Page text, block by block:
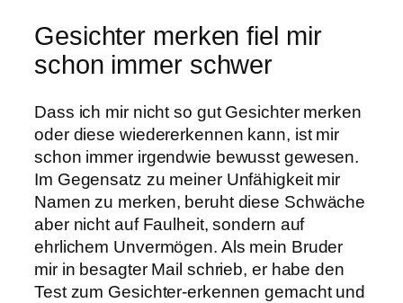
Gesichter merken fiel mir
schon immer schwer
Dass ich mir nicht so gut Gesichter merken
oder diese wiedererkennen kann, ist mir
schon immer irgendwie bewusst gewesen.
Im Gegensatz zu meiner Unfähigkeit mir
Namen zu merken, beruht diese Schwäche
aber nicht auf Faulheit, sondern auf
ehrlichem Unvermögen. Als mein Bruder
mir in besagter Mail schrieb, er habe den
Test zum Gesichter-erkennen gemacht und